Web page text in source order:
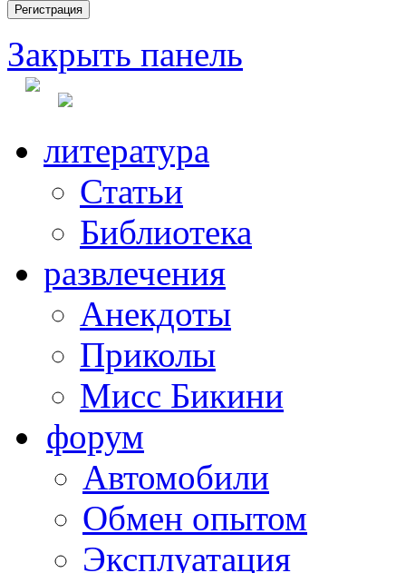
Закрыть панель
литература
Статьи
Библиотека
развлечения
Анекдоты
Приколы
Мисс Бикини
форум
Автомобили
Обмен опытом
Эксплуатация